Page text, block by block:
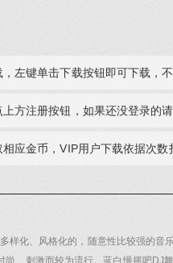
左键单击下载按钮即可下载，
方注册按钮，如果还没登录的
应金币，VIP用户下载依据次
样化、风格化的，随意性比较强的音